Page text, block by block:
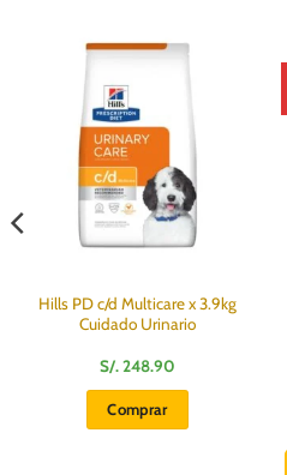
Hills PD c/d Multicare x 3.9kg
Cuidado Urinario
S/.248.90
Comprar